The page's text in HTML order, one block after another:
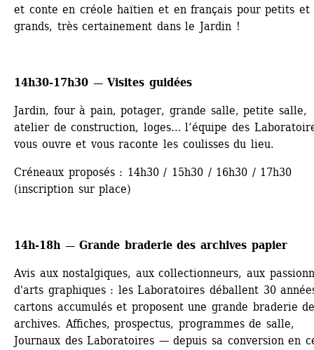
et conte en créole haïtien et en français pour petits et
grands, très certainement dans le Jardin !
14h30-17h30 — Visites guidées
Jardin, four à pain, potager, grande salle, petite salle,
atelier de construction, loges… l’équipe des
vous ouvre et vous raconte les coulisses du lieu.
Créneaux proposés : 14h30 / 15h30 / 16h30 / 17h30
(inscription sur place)
14h-18h — Grande braderie des archives papier
Avis aux nostalgiques, aux collectionneurs, aux
d'arts graphiques : les Laboratoires déballent 30
cartons accumulés et proposent une grande braderie
archives. Affiches, prospectus, programmes de salle,
Journaux des Laboratoires — depuis sa conversion en